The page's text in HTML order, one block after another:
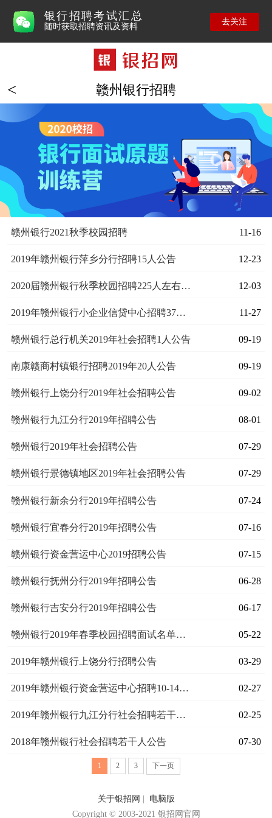
银行招聘考试汇总
随时获取招聘资讯及资料
去关注
赣州银行招聘
赣州银行2021秋季校园招聘 11-16
2019年赣州银行萍乡分行招聘15人公告 12-23
2020届赣州银行秋季校园招聘225人左右公告 12-03
2019年赣州银行小企业信贷中心招聘37人公告 11-27
赣州银行总行机关2019年社会招聘1人公告 09-19
南康赣商村镇银行招聘2019年20人公告 09-19
赣州银行上饶分行2019年社会招聘公告 09-02
赣州银行九江分行2019年招聘公告 08-01
赣州银行2019年社会招聘公告 07-29
赣州银行景德镇地区2019年社会招聘公告 07-29
赣州银行新余分行2019年招聘公告 07-24
赣州银行宜春分行2019年招聘公告 07-16
赣州银行资金营运中心2019招聘公告 07-15
赣州银行抚州分行2019年招聘公告 06-28
赣州银行吉安分行2019年招聘公告 06-17
赣州银行2019年春季校园招聘面试名单公示 05-22
2019年赣州银行上饶分行招聘公告 03-29
2019年赣州银行资金营运中心招聘10-14人公告 02-27
2019年赣州银行九江分行社会招聘若干人公告 02-25
2018年赣州银行社会招聘若干人公告 07-30
1 2 3 下一页
关于银招网 | 电脑版
Copyright © 2003-2021 银招网官网